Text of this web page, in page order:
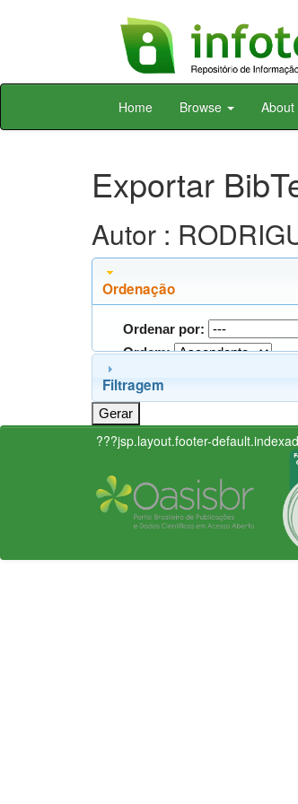
Skip
Home Browse About
Exportar
Autor :
Ordenação
Ordenar por:
Ordem:
Filtragem
???jsp.layout.footer-